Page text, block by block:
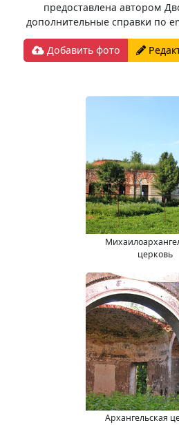
предоставлена автором
дополнительные справки по
Добавить фото
церковь
Архангельская